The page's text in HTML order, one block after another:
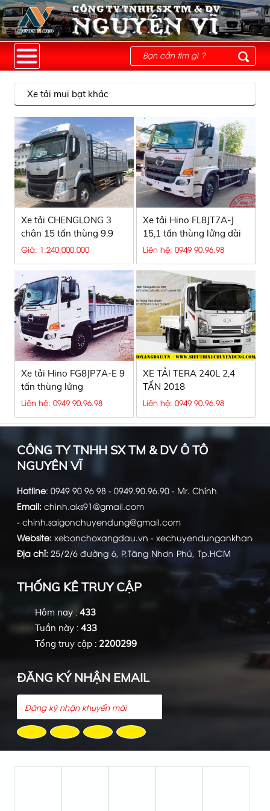
Xe tải mui bạt khác
Xe tải CHENGLONG 3
chân 15 tấn thùng 9.9
mét
Giá: 1.240.000.000
Xe tải Hino FL8JT7A-J
15,1 tấn thùng lửng dài
7,7 mét
Liên hệ: 0949 90.96.98
Xe tải Hino FG8JP7A-E 9
tấn thùng lửng
Liên hệ: 0949 90.96.98
XE TẢI TERA 240L 2,4
TẤN 2018
Liên hệ: 0949 90.96.98
CÔNG TY TNHH SX TM & DV Ô TÔ
NGUYÊN VĨ
Hotline: 0949 90 96 98 - 0949.90.96.90 - Mr. Chính
Email: chinh.aks91@gmail.com
- chinh.saigonchuyendung@gmail.com
Website: xebonchoxangdau.vn -
Địa chỉ: 25/2/6 đường 6, P.Tăng Nhơn Phú, Tp.HCM
THỐNG KÊ TRUY CẬP
Hôm nay : 433
Tuần này : 433
Tổng truy cập : 2200299
ĐĂNG KÝ NHẬN EMAIL